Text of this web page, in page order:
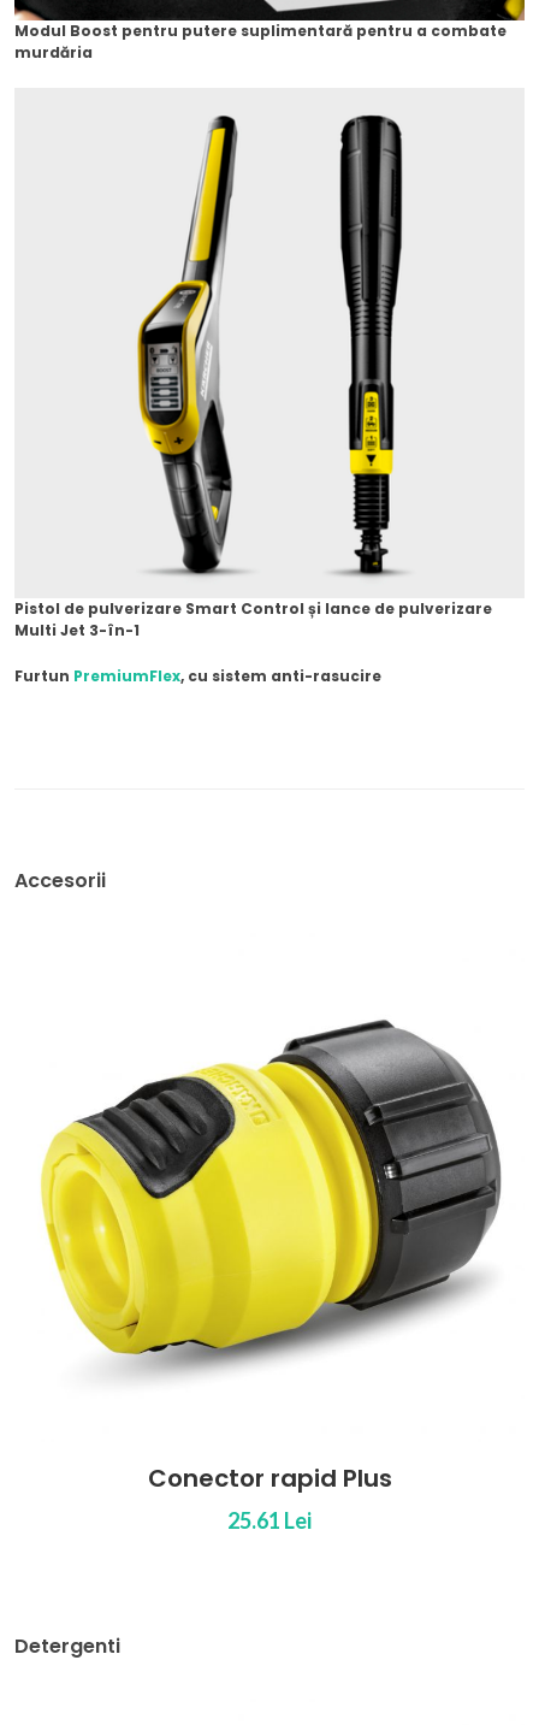
Modul Boost pentru putere suplimentară pentru a combate
murdăria
Pistol de pulverizare Smart Control și lance de pulverizare
Multi Jet 3-în-1
Furtun PremiumFlex, cu sistem anti-rasucire
Accesorii
Conector rapid cu stop
30.99 Lei
Detergenti